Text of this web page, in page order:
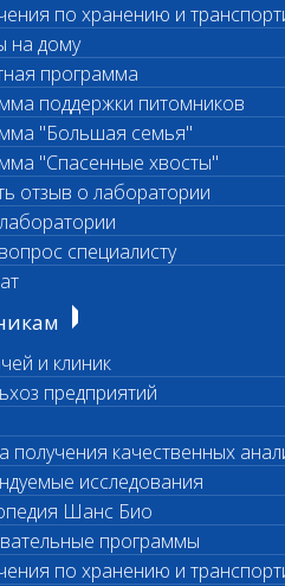
по хранению и
на дому
программа
поддержки питомников
"Большая семья"
"Спасенные хвосты"
отзыв о лаборатории
специалисту
и клиник
предприятий
получения качественных
исследования
Шанс Био
программы
по хранению и
исследования